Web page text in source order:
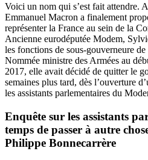
Voici un nom qui s’est fait attendre.
Emmanuel Macron a finalement
représenter la France au sein de la
Ancienne eurodéputée Modem,
les fonctions de sous-gouverneure
Nommée ministre des Armées au
2017, elle avait décidé de quitter le
semaines plus tard, dès l’ouverture
les assistants parlementaires du
Enquête sur les assistants
temps de passer à autre
Philippe Bonnecarrère